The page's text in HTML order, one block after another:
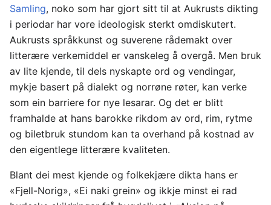
Samling, noko som har gjort sitt til at Aukrusts dikting
i periodar har vore ideologisk sterkt omdiskutert.
Aukrusts språkkunst og suverene rådemakt over
litterære verkemiddel er vanskeleg å overgå. Men bruk
av lite kjende, til dels nyskapte ord og vendingar,
mykje basert på dialekt og norrøne røter, kan verke
som ein barriere for nye lesarar. Og det er blitt
framhalde at hans barokke rikdom av ord, rim, rytme
og biletbruk stundom kan ta overhand på kostnad av
den eigentlege litterære kvaliteten.
Blant dei mest kjende og folkekjære dikta hans er
«Fjell-Norig», «Ei naki grein» og ikkje minst ei rad